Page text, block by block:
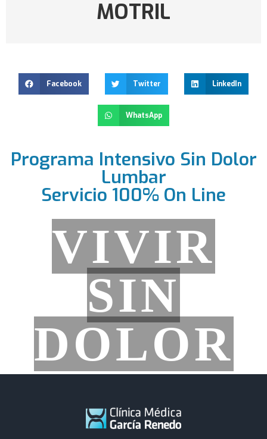
MOTRIL
Facebook Twitter LinkedIn
WhatsApp
Programa Intensivo Sin Dolor
Lumbar
Servicio 100% On Line
VIVIR
SIN
DOLOR